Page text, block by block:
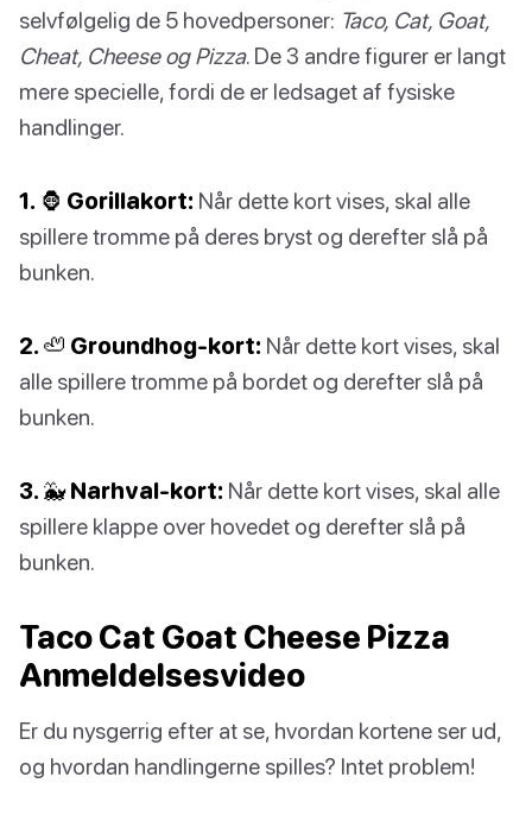
selvfølgelig de 5 hovedpersoner: Taco, Cat, Goat,
Cheat, Cheese og Pizza. De 3 andre figurer er langt
mere specielle, fordi de er ledsaget af fysiske
handlinger.
1. 🦍 Gorillakort: Når dette kort vises, skal alle
spillere tromme på deres bryst og derefter slå på
bunken.
2. 🦥 Groundhog-kort: Når dette kort vises, skal
alle spillere tromme på bordet og derefter slå på
bunken.
3. 🐳 Narhval-kort: Når dette kort vises, skal alle
spillere klappe over hovedet og derefter slå på
bunken.
Taco Cat Goat Cheese Pizza
Anmeldelsesvideo
Er du nysgerrig efter at se, hvordan kortene ser ud,
og hvordan handlingerne spilles? Intet problem!